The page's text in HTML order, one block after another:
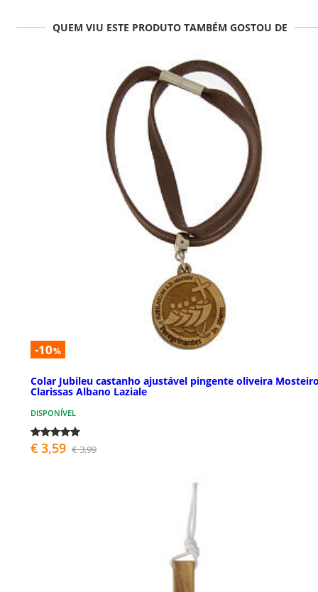
QUEM VIU ESTE PRODUTO TAMBÉM GOSTOU DE
-10%
Colar Jubileu castanho ajustável pingente oliveira
Clarissas Albano Laziale
DISPONÍVEL
€ 3,59 € 3,99